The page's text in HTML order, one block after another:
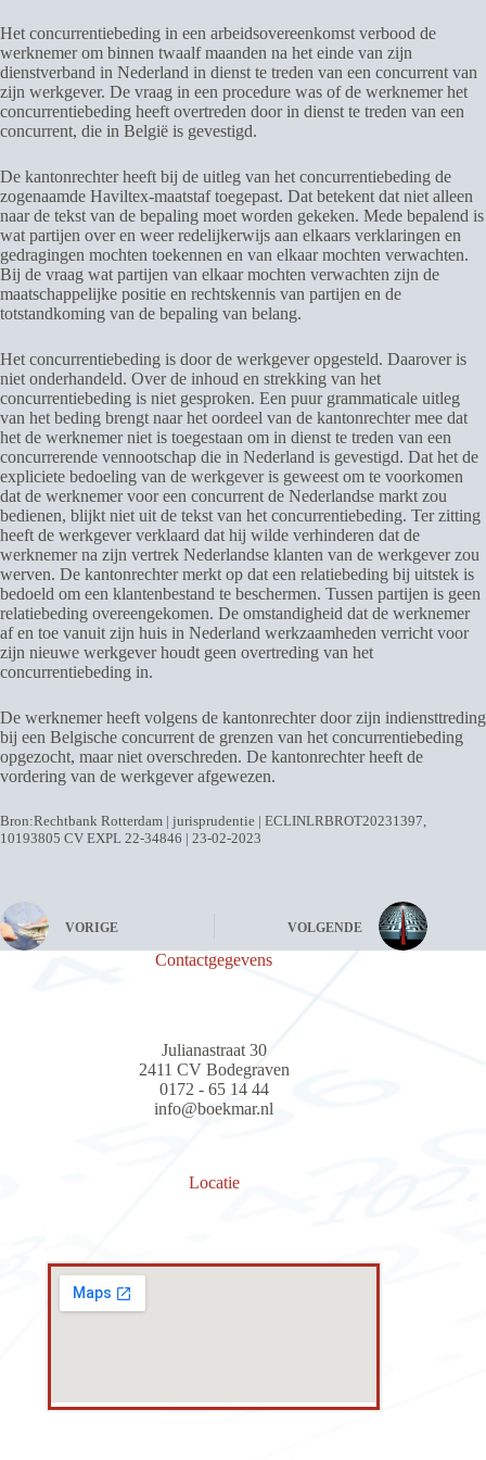
Het concurrentiebeding in een arbeidsovereenkomst verbood de
werknemer om binnen twaalf maanden na het einde van zijn
dienstverband in Nederland in dienst te treden van een concurrent van
zijn werkgever. De vraag in een procedure was of de werknemer het
concurrentiebeding heeft overtreden door in dienst te treden van een
concurrent, die in België is gevestigd.
De kantonrechter heeft bij de uitleg van het concurrentiebeding de
zogenaamde Haviltex-maatstaf toegepast. Dat betekent dat niet alleen
naar de tekst van de bepaling moet worden gekeken. Mede bepalend is
wat partijen over en weer redelijkerwijs aan elkaars verklaringen en
gedragingen mochten toekennen en van elkaar mochten verwachten.
Bij de vraag wat partijen van elkaar mochten verwachten zijn de
maatschappelijke positie en rechtskennis van partijen en de
totstandkoming van de bepaling van belang.
Het concurrentiebeding is door de werkgever opgesteld. Daarover is
niet onderhandeld. Over de inhoud en strekking van het
concurrentiebeding is niet gesproken. Een puur grammaticale uitleg
van het beding brengt naar het oordeel van de kantonrechter mee dat
het de werknemer niet is toegestaan om in dienst te treden van een
concurrerende vennootschap die in Nederland is gevestigd. Dat het de
expliciete bedoeling van de werkgever is geweest om te voorkomen
dat de werknemer voor een concurrent de Nederlandse markt zou
bedienen, blijkt niet uit de tekst van het concurrentiebeding. Ter zitting
heeft de werkgever verklaard dat hij wilde verhinderen dat de
werknemer na zijn vertrek Nederlandse klanten van de werkgever zou
werven. De kantonrechter merkt op dat een relatiebeding bij uitstek is
bedoeld om een klantenbestand te beschermen. Tussen partijen is geen
relatiebeding overeengekomen. De omstandigheid dat de werknemer
af en toe vanuit zijn huis in Nederland werkzaamheden verricht voor
zijn nieuwe werkgever houdt geen overtreding van het
concurrentiebeding in.
De werknemer heeft volgens de kantonrechter door zijn indiensttreding
bij een Belgische concurrent de grenzen van het concurrentiebeding
opgezocht, maar niet overschreden. De kantonrechter heeft de
vordering van de werkgever afgewezen.
Bron:Rechtbank Rotterdam | jurisprudentie | ECLINLRBROT20231397,
10193805 CV EXPL 22-34846 | 23-02-2023
VORIGE VOLGENDE
Contactgegevens
Julianastraat 30
2411 CV Bodegraven
0172 - 65 14 44
info@boekmar.nl
Locatie